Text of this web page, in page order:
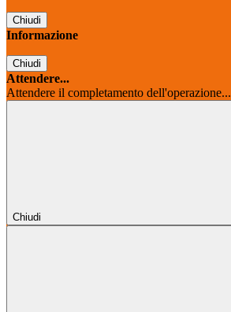
Chiudi
Informazione
Chiudi
Attendere...
Attendere il completamento dell'operazione...
Chiudi